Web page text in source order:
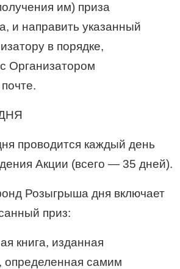
им) приза
и направить указанный
в порядке,
Организатором
проводится каждый день
Акции (всего — 35 дней).
Розыгрыша дня включает
приз:
книга, изданная
определенная самим